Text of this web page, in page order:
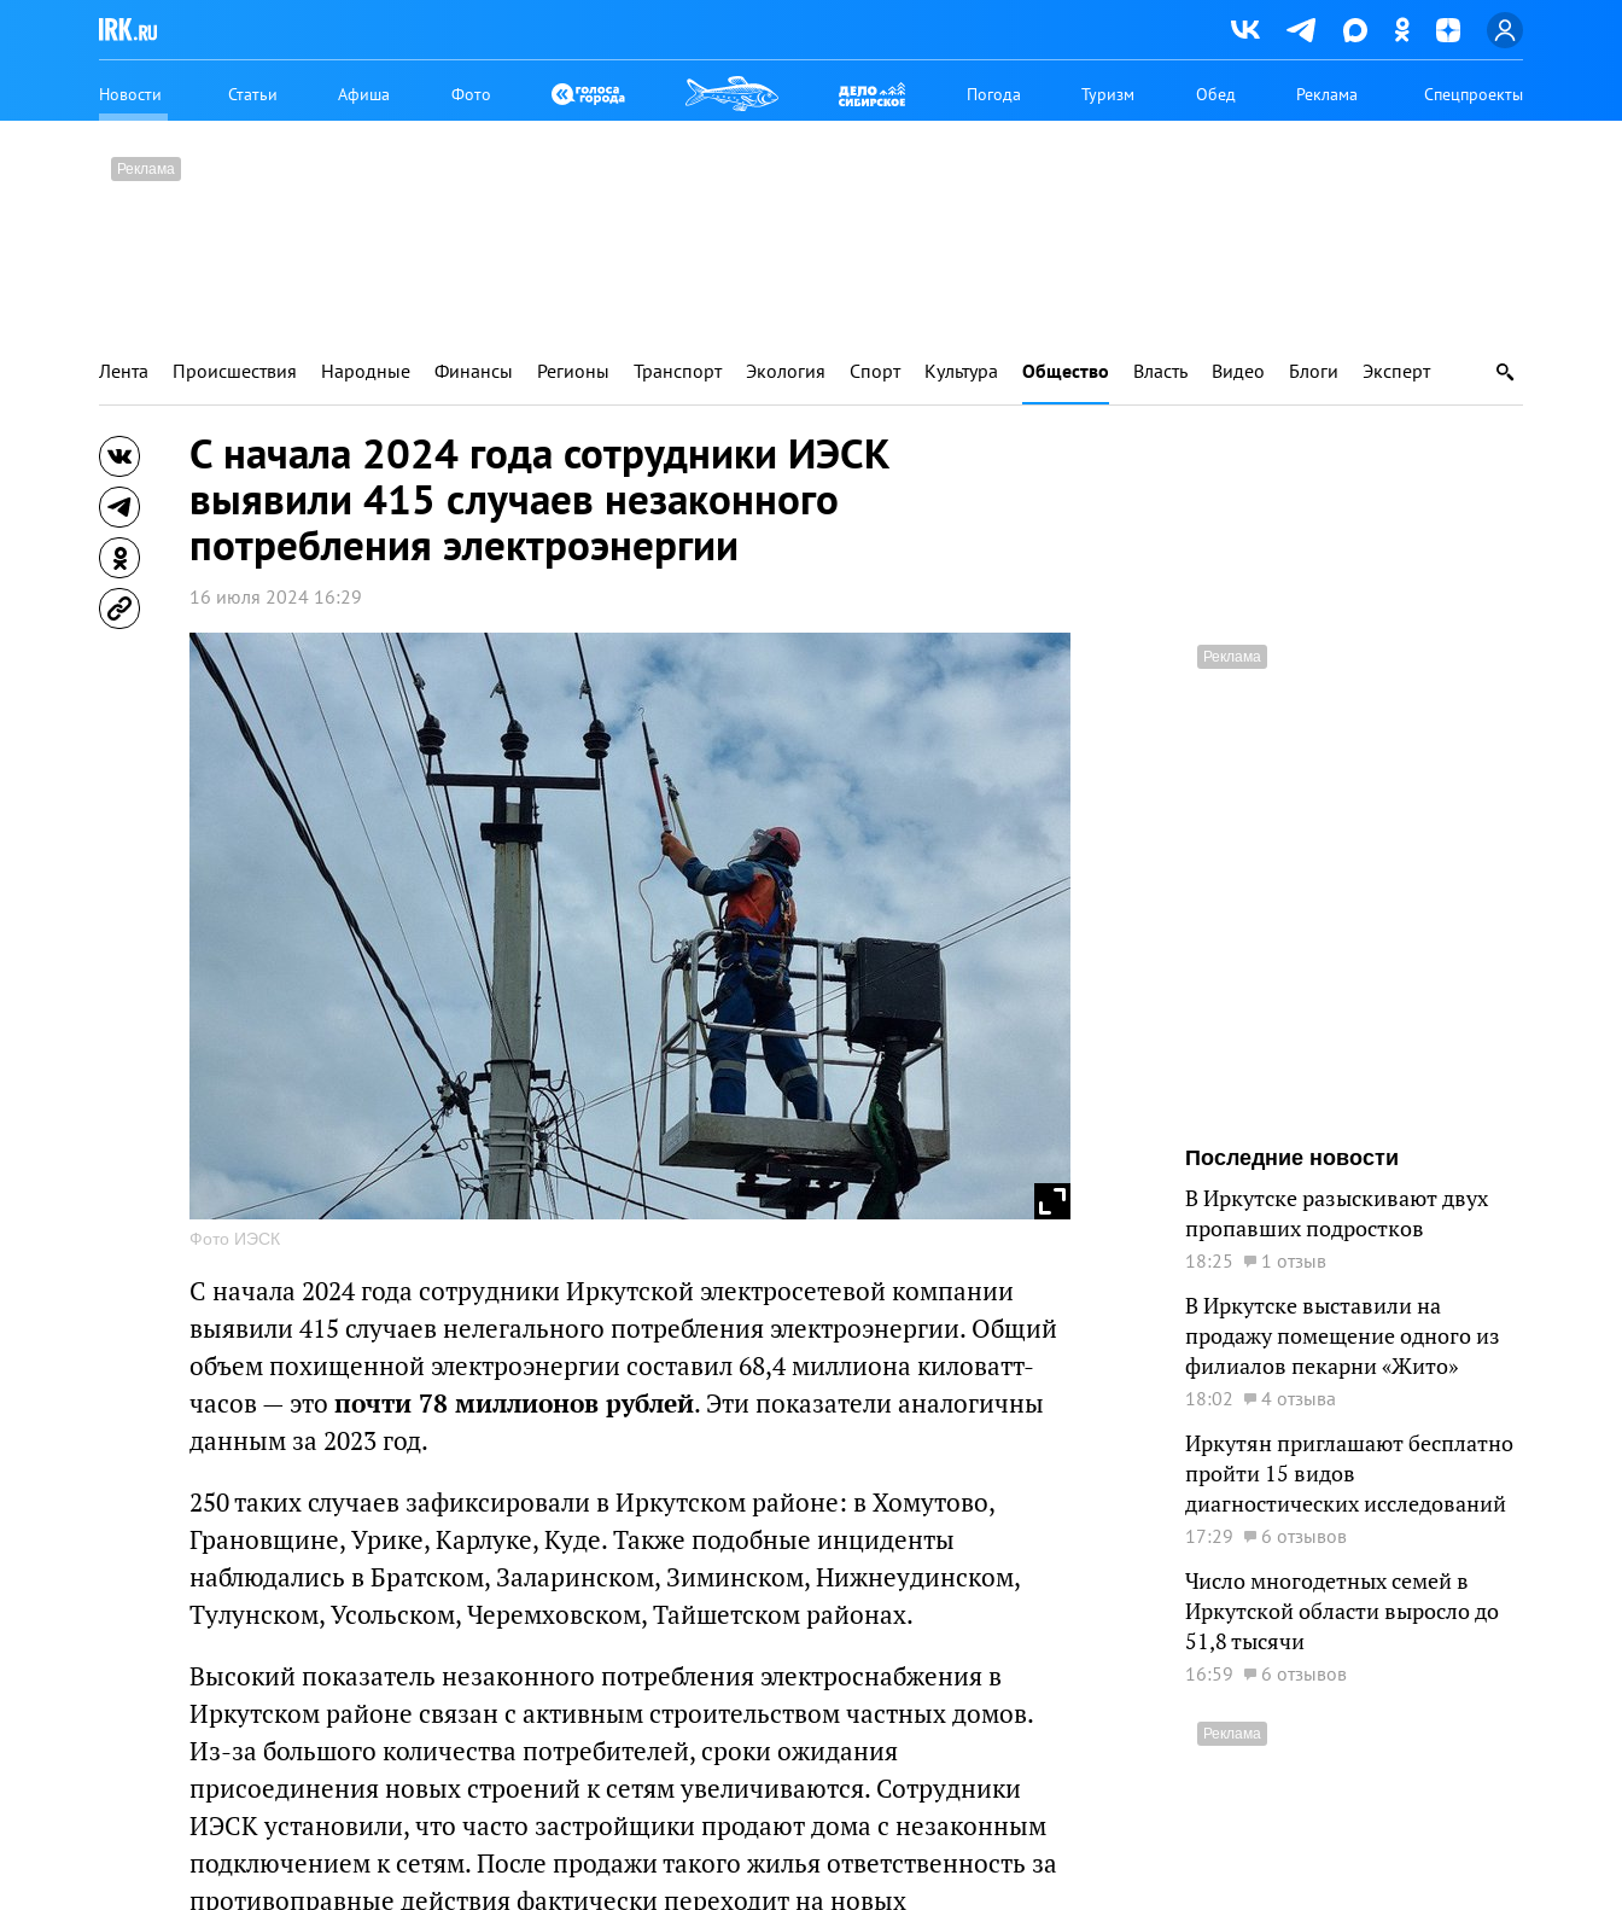
Новости Статьи Афиша Фото Погода Туризм Обед Реклама Спецпроекты
Лента Происшествия Народные Финансы Регионы Транспорт Экология Спорт Культура Общество Власть Видео Блоги Эксперт
С начала 2024 года сотрудники ИЭСК
выявили 415 случаев незаконного
потребления электроэнергии
16 июля 2024 16:29
Фото ИЭСК
С начала 2024 года сотрудники Иркутской электросетевой компании
выявили 415 случаев нелегального потребления электроэнергии. Общий
объем похищенной электроэнергии составил 68,4 миллиона киловатт-
часов — это почти 78 миллионов рублей. Эти показатели аналогичны
данным за 2023 год.
250 таких случаев зафиксировали в Иркутском районе: в Хомутово,
Грановщине, Урике, Карлуке, Куде. Также подобные инциденты
наблюдались в Братском, Заларинском, Зиминском, Нижнеудинском,
Тулунском, Усольском, Черемховском, Тайшетском районах.
Высокий показатель незаконного потребления электроснабжения в
Иркутском районе связан с активным строительством частных домов.
Из-за большого количества потребителей, сроки ожидания
присоединения новых строений к сетям увеличиваются. Сотрудники
ИЭСК установили, что часто застройщики продают дома с незаконным
подключением к сетям. После продажи такого жилья ответственность за
противоправные действия фактически переходит на новых
Последние новости
В Иркутске разыскивают двух
пропавших подростков
18:25 1 отзыв
В Иркутске выставили на
продажу помещение одного из
филиалов пекарни «Жито»
18:02 4 отзыва
Иркутян приглашают бесплатно
пройти 15 видов
диагностических исследований
17:29 6 отзывов
Число многодетных семей в
Иркутской области выросло до
51,8 тысячи
16:59 6 отзывов